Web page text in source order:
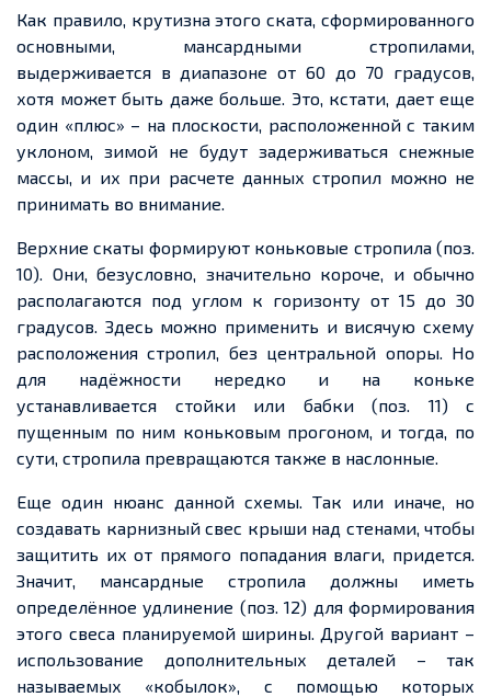
Как правило, крутизна этого ската, сформированного
основными, мансардными стропилами,
выдерживается в диапазоне от 60 до 70 градусов,
хотя может быть даже больше. Это, кстати, дает еще
один «плюс» – на плоскости, расположенной с таким
уклоном, зимой не будут задерживаться снежные
массы, и их при расчете данных стропил можно не
принимать во внимание.
Верхние скаты формируют коньковые стропила (поз.
10). Они, безусловно, значительно короче, и обычно
располагаются под углом к горизонту от 15 до 30
градусов. Здесь можно применить и висячую схему
расположения стропил, без центральной опоры. Но
для надёжности нередко и на коньке
устанавливается стойки или бабки (поз. 11) с
пущенным по ним коньковым прогоном, и тогда, по
сути, стропила превращаются также в наслонные.
Еще один нюанс данной схемы. Так или иначе, но
создавать карнизный свес крыши над стенами, чтобы
защитить их от прямого попадания влаги, придется.
Значит, мансардные стропила должны иметь
определённое удлинение (поз. 12) для формирования
этого свеса планируемой ширины. Другой вариант –
использование дополнительных деталей – так
называемых «кобылок», с помощью которых